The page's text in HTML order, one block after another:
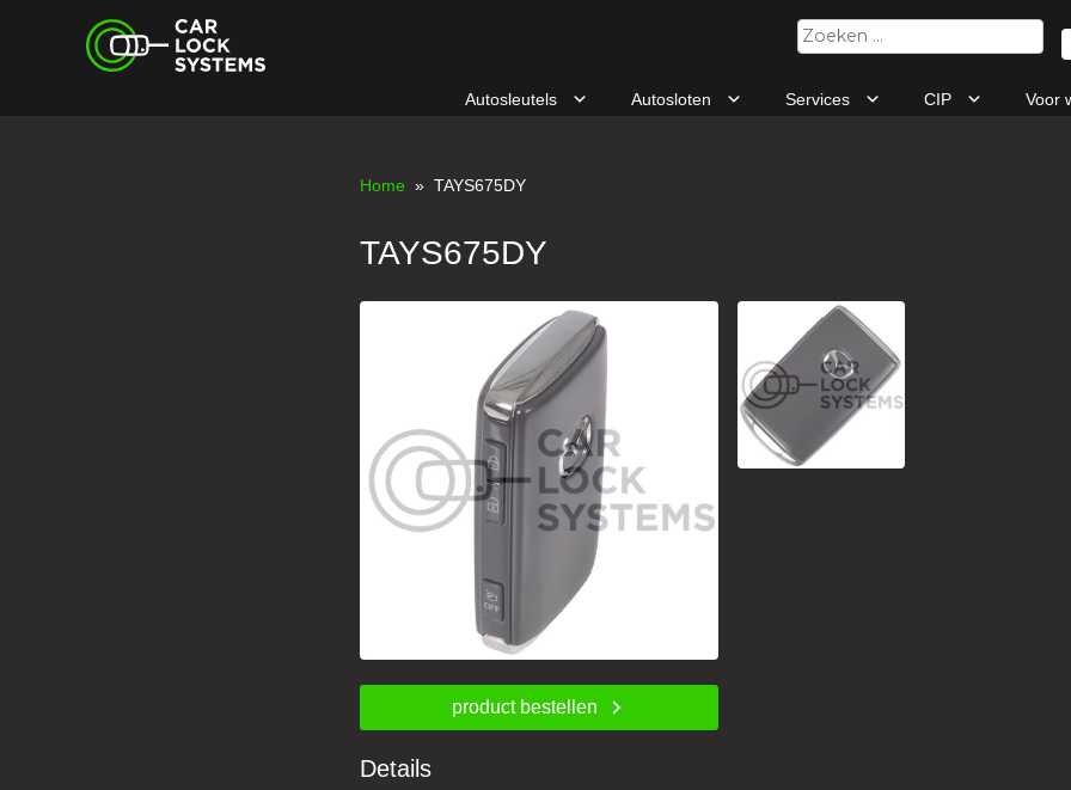
Car Lock Systems
Zoeken
naar:
Autosleutels Autosloten Services CIP Voor
Home » TAYS675DY
TAYS675DY
product bestellen
Details